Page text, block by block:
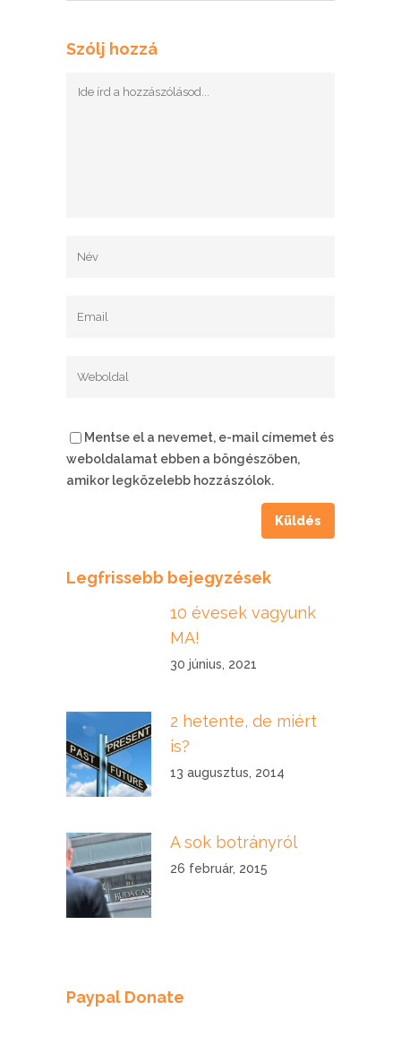
Szólj hozzá
Mentse el a nevemet, e-mail címemet és
weboldalamat ebben a böngészőben,
amikor legközelebb hozzászólok.
Legfrissebb bejegyzések
10 évesek vagyunk
MA!
30 június, 2021
2 hetente, de miért
is?
13 augusztus, 2014
A sok botrányról
26 február, 2015
Paypal Donate